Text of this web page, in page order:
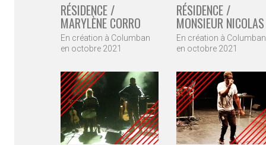
RÉSIDENCE /
MONSIEUR NICOLAS
En création à Columban
en octobre 2021
RÉSIDENCE /
MARYLÈNE CORRO
En création à Columban
en octobre 2021